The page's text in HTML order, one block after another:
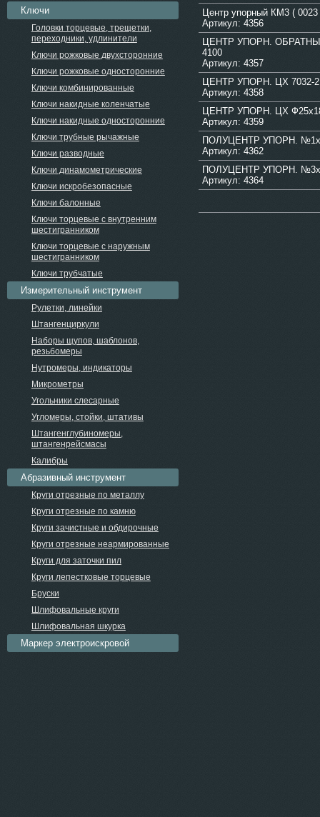
Центр упорный КМ3 ( 0023
Артикул: 4356
ЦЕНТР УПОРН.
4100
Артикул: 4357
ЦЕНТР УПОРН. ЦХ 7032-
Артикул: 4358
ЦЕНТР УПОРН. ЦХ
Артикул: 4359
ПОЛУЦЕНТР УПОРН.
Артикул: 4362
ПОЛУЦЕНТР УПОРН.
Артикул: 4364
Ключи
Головки торцевые, трещетки,
переходники, удлинители
Ключи рожковые двухсторонние
Ключи рожковые односторонние
Ключи комбинированные
Ключи накидные коленчатые
Ключи накидные односторонние
Ключи трубные рычажные
Ключи разводные
Ключи динамометрические
Ключи искробезопасные
Ключи балонные
Ключи торцевые с внутренним
шестигранником
Ключи торцевые с наружным
шестигранником
Ключи трубчатые
Измерительный инструмент
Рулетки, линейки
Штангенциркули
Наборы щупов, шаблонов,
резьбомеры
Нутромеры, индикаторы
Микрометры
Угольники слесарные
Угломеры, стойки, штативы
Штангенглубиномеры,
штангенрейсмасы
Калибры
Абразивный инструмент
Круги отрезные по металлу
Круги отрезные по камню
Круги зачистные и обдирочные
Круги отрезные неармированные
Круги для заточки пил
Круги лепестковые торцевые
Бруски
Шлифовальные круги
Шлифовальная шкурка
Маркер электроискровой